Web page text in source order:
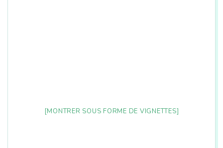
[MONTRER SOUS FORME DE VIGNETTES]